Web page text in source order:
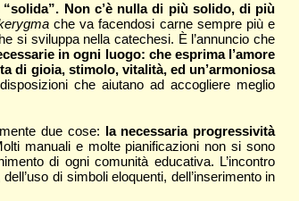
Non c’è nulla di più solido, di più
che va facendosi carne sempre più e
si sviluppa nella catechesi. È l’annuncio che
in ogni luogo: che esprima l’amore
di gioia, stimolo, vitalità, ed un’armoniosa
che aiutano ad accogliere meglio
due cose: la necessaria progressività
manuali e molte pianificazioni non si sono
di ogni comunità educativa. L’incontro
di simboli eloquenti, dell’inserimento in